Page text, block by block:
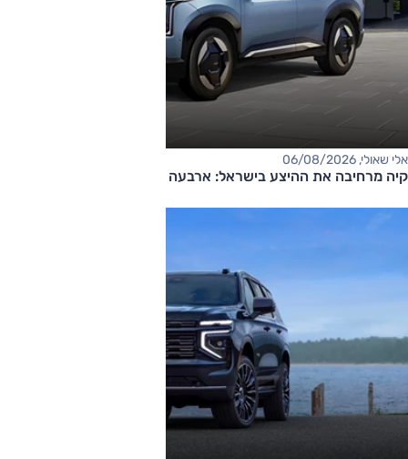
אלי שאולי, 06/08/2026
קיה מרחיבה את ההיצע בישראל: ארבעה דגמים חדשים בדרך